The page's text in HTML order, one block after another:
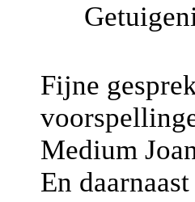
Fijne
Medium
En